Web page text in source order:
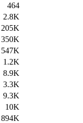
464
2.8K
205K
350K
547K
1.2K
8.9K
3.3K
9.3K
10K
894K